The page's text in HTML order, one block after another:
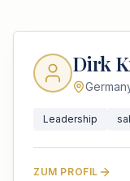
Dirk
Leadership
ZUM PROFIL